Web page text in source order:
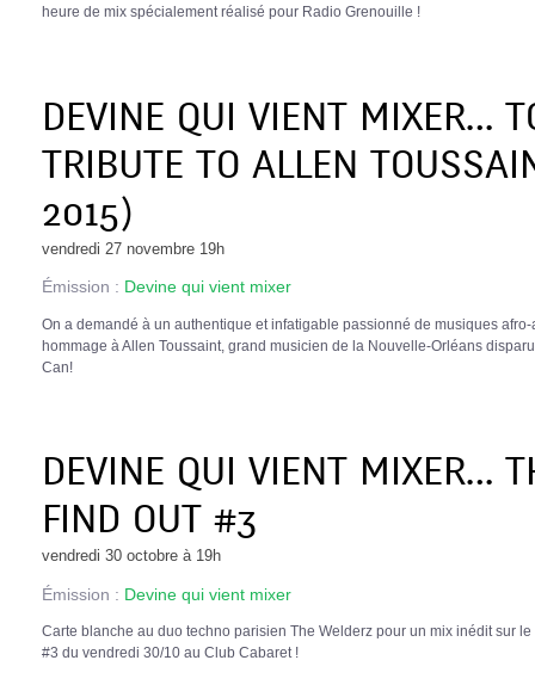
heure de mix spécialement réalisé pour Radio Grenouille !
DEVINE QUI VIENT MIXER…
TRIBUTE TO ALLEN
2015)
vendredi 27 novembre 19h
Émission : Devine qui vient mixer
On a demandé à un authentique et infatigable passionné de musiques
hommage à Allen Toussaint, grand musicien de la Nouvelle-Orléans
Can!
DEVINE QUI VIENT MIXER…
FIND OUT #3
vendredi 30 octobre à 19h
Émission : Devine qui vient mixer
Carte blanche au duo techno parisien The Welderz pour un mix inédit sur
#3 du vendredi 30/10 au Club Cabaret !